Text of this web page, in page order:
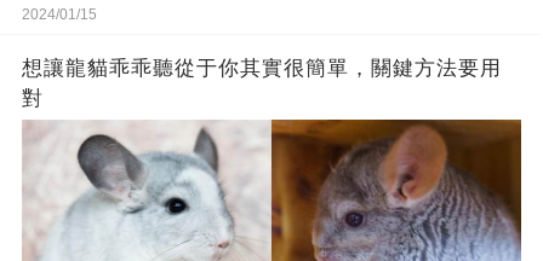
2024/01/15
想讓龍貓乖乖聽從于你其實很簡單，關鍵方法要用
對